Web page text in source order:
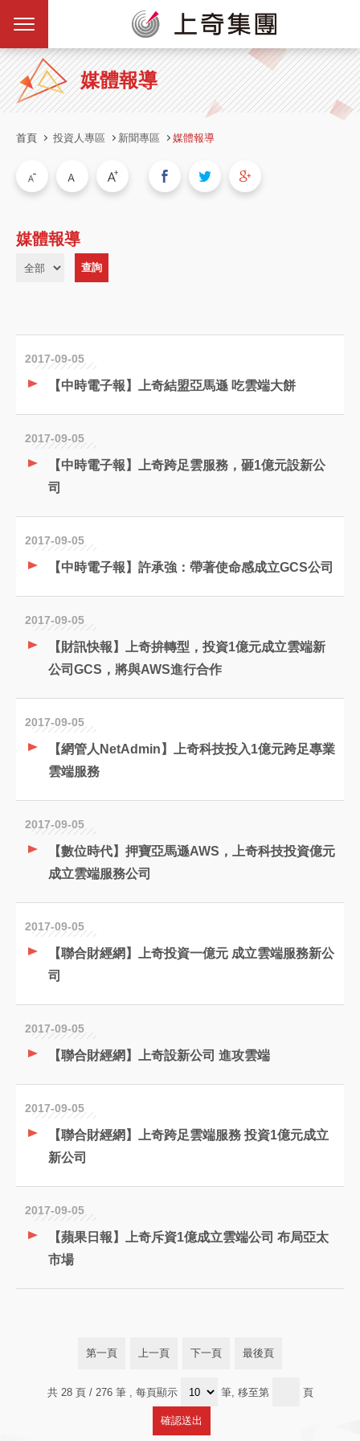
媒體報導
首頁 投資人專區 新聞專區 媒體報導
媒體報導
2017-09-05
【中時電子報】上奇結盟亞馬遜 吃雲端大餅
2017-09-05
【中時電子報】上奇跨足雲服務，砸1億元設新公
司
2017-09-05
【中時電子報】許承強：帶著使命感成立GCS公司
2017-09-05
【財訊快報】上奇拚轉型，投資1億元成立雲端新
公司GCS，將與AWS進行合作
2017-09-05
【網管人NetAdmin】上奇科技投入1億元跨足專業
雲端服務
2017-09-05
【數位時代】押寶亞馬遜AWS，上奇科技投資億元
成立雲端服務公司
2017-09-05
【聯合財經網】上奇投資一億元 成立雲端服務新公
司
2017-09-05
【聯合財經網】上奇設新公司 進攻雲端
2017-09-05
【聯合財經網】上奇跨足雲端服務 投資1億元成立
新公司
2017-09-05
【蘋果日報】上奇斥資1億成立雲端公司 布局亞太
市場
第一頁 上一頁 下一頁 最後頁
共 28 頁 / 276 筆 , 每頁顯示 筆, 移至第 頁